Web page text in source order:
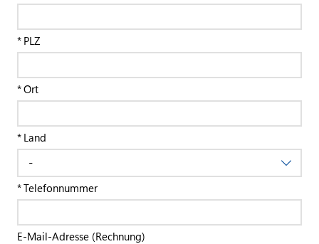
PLZ
Ort
Land
Telefonnummer
E-Mail-Adresse (Rechnung)